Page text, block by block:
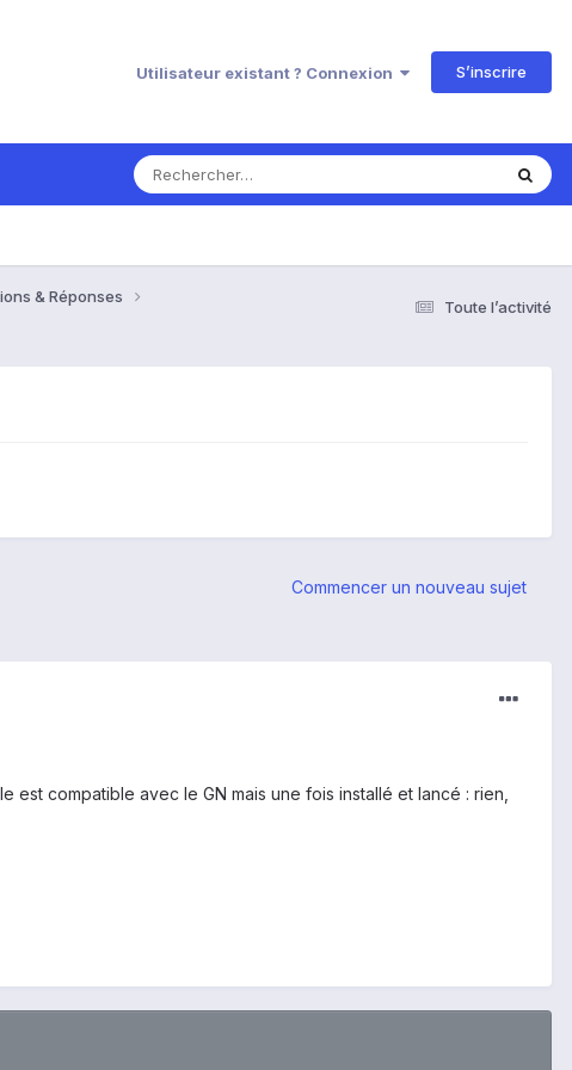
Utilisateur existant ? Connexion S’inscrire
Toute l’activité
& Réponses
Commencer un nouveau sujet
compatible avec le GN mais une fois installé et lancé : rien,